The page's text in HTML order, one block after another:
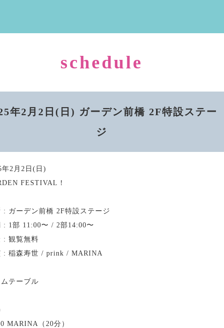
schedule
年2月2日(日) ガーデン前橋 2F特設ステー
ジ
年2月2日(日)
FESTIVAL！
: ガーデン前橋 2F特設ステージ
: 1部 11:00〜 / 2部14:00〜
: 観覧無料
: 稲森寿世 / prink / MARINA
ムテーブル
MARINA（20分）